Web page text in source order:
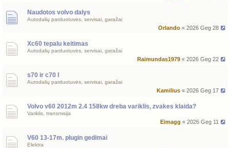
Naudotos volvo dalys
Autodalių parduotuvės, servisai, garažai
Orlando « 2026 Geg 28
Xc60 tepalu keitimas
Autodalių parduotuvės, servisai, garažai
Raimundas1979 « 2026 Geg 22
s70 ir c70 I
Autodalių parduotuvės, servisai, garažai
Kamilius « 2026 Geg 17
Volvo v60 2012m 2.4 158kw dreba variklis, zvakes klaida?
Variklis, transmisija
Eimagg « 2026 Geg 11
V60 13-17m. plugin gedimai
Elektra